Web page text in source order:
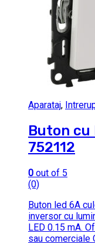
Aparataj,
Buton cu
752112
0 out of 5
(0)
Buton led 6A
inversor cu
LED 0.15 mA.
sau comerciale